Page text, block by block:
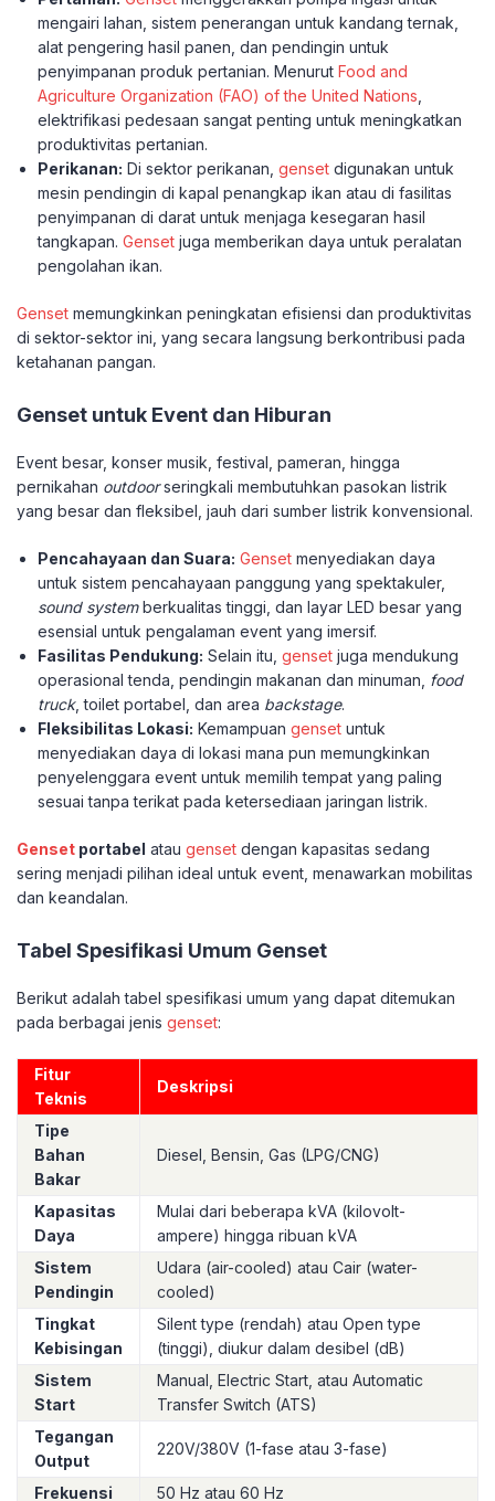
mengairi lahan, sistem penerangan untuk kandang ternak,
alat pengering hasil panen, dan pendingin untuk
penyimpanan produk pertanian. MenurutFood and
Agriculture Organization (FAO) of the United Nations
elektrifikasi pedesaan sangat penting untuk meningkatkan
produktivitas pertanian.
Perikanan: Di sektor perikanan,genset digunakan untuk
mesin pendingin di kapal penangkap ikan atau di fasilitas
penyimpanan di darat untuk menjaga kesegaran hasil
tangkapan.Genset juga memberikan daya untuk peralatan
pengolahan ikan.
Genset memungkinkan peningkatan efisiensi dan produktivitas
di sektor-sektor ini, yang secara langsung berkontribusi pada
ketahanan pangan.
Genset untuk Event dan Hiburan
Event besar, konser musik, festival, pameran, hingga
pernikahan outdoorseringkali membutuhkan pasokan listrik
yang besar dan fleksibel, jauh dari sumber listrik konvensional.
Pencahayaan dan Suara: Genset menyediakan daya
untuk sistem pencahayaan panggung yang spektakuler,
sound systemberkualitas tinggi, dan layar LED besar yang
esensial untuk pengalaman event yang imersif.
Fasilitas Pendukung: Selain itu,genset juga mendukung
operasional tenda, pendingin makanan dan minuman,
food
truck, toilet portabel, dan area backstage.
Fleksibilitas Lokasi: Kemampuangenset untuk
menyediakan daya di lokasi mana pun memungkinkan
penyelenggara event untuk memilih tempat yang paling
sesuai tanpa terikat pada ketersediaan jaringan listrik.
Genset portabel atau genset dengan kapasitas sedang
sering menjadi pilihan ideal untuk event, menawarkan mobilitas
dan keandalan.
Tabel Spesifikasi Umum Genset
Berikut adalah tabel spesifikasi umum yang dapat ditemukan
pada berbagai jenis genset:
Fitur
Teknis
Deskripsi
Tipe
Bahan
Bakar
Diesel, Bensin, Gas (LPG/CNG)
Kapasitas
Daya
Mulai dari beberapa kVA (kilovolt-
ampere) hingga ribuan kVA
Sistem
Pendingin
Udara (air-cooled) atau Cair (water-
cooled)
Tingkat
Kebisingan
Silent type (rendah) atau Open type
(tinggi), diukur dalam desibel (dB)
Sistem
Start
Manual, Electric Start, atau Automatic
Transfer Switch (ATS)
Tegangan
Output
220V/380V (1-fase atau 3-fase)
Frekuensi
50 Hz atau 60 Hz